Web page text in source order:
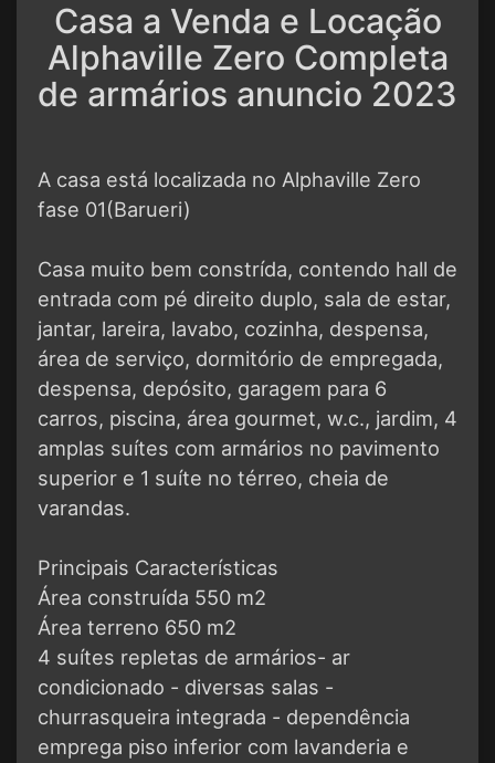
Casa a Venda e Locação
Alphaville Zero Completa
de armários anuncio 2023
A casa está localizada no Alphaville Zero
fase 01(Barueri)
Casa muito bem constrída, contendo hall de
entrada com pé direito duplo, sala de estar,
jantar, lareira, lavabo, cozinha, despensa,
área de serviço, dormitório de empregada,
despensa, depósito, garagem para 6
carros, piscina, área gourmet, w.c., jardim, 4
amplas suítes com armários no pavimento
superior e 1 suíte no térreo, cheia de
varandas.
Principais Características
Área construída 550 m2
Área terreno 650 m2
4 suítes repletas de armários- ar
condicionado - diversas salas -
churrasqueira integrada - dependência
emprega piso inferior com lavanderia e